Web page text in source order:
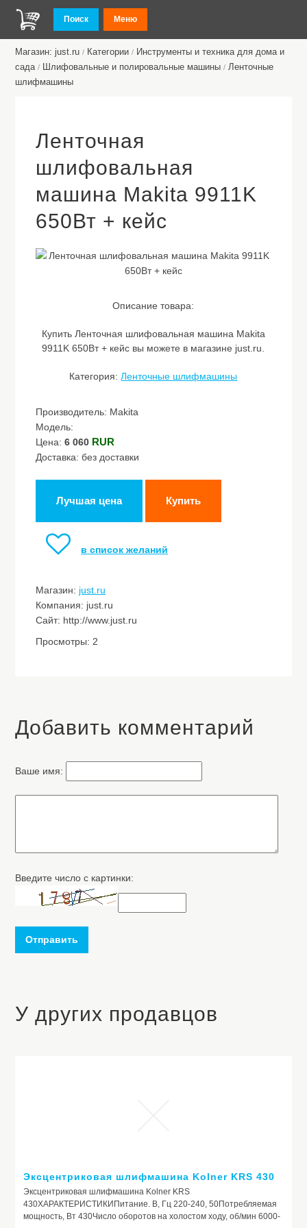
Поиск Меню
Магазин: just.ru / Категории / Инструменты и техника для дома и
сада / Шлифовальные и полировальные машины / Ленточные
шлифмашины
Ленточная
шлифовальная
машина Makita 9911K
650Вт + кейс
Описание товара:
Купить Ленточная шлифовальная машина Makita
9911K 650Вт + кейс вы можете в магазине just.ru.
Категория:Ленточные шлифмашины
Производитель: Makita
Модель:
Цена:6 060 RUR
Доставка: без доставки
Лучшая цена Купить
в список желаний
Магазин: just.ru
Компания: just.ru
Сайт: http://www.just.ru
Просмотры: 2
Добавить комментарий
Ваше имя:
Введите число с картинки:
Отправить
У других продавцов
Эксцентриковая шлифмашина Kolner KRS 430
Эксцентриковая шлифмашина Kolner KRS
430ХАРАКТЕРИСТИКИПитание. В, Гц 220-240, 50Потребляемая
мощность, Вт 430Число оборотов на холостом ходу, об/мин 6000-